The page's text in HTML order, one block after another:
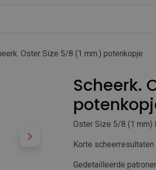
Oster Size 5/8 (1 mm.) potenkopje
Scheerk.
Oster Size 5/8 (1 mm)
Korte
Gedetailleerde